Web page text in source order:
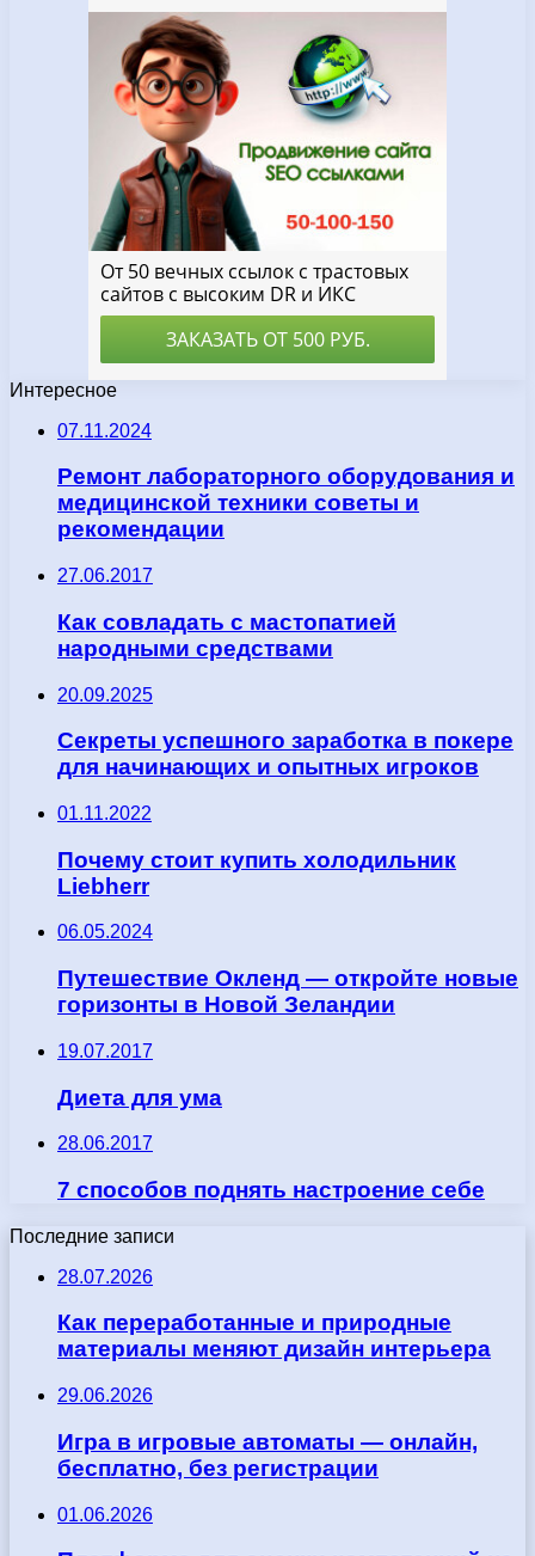
Интересное
07.11.2024
Ремонт лабораторного оборудования и
медицинской техники советы и
рекомендации
27.06.2017
Как совладать с мастопатией
народными средствами
20.09.2025
Секреты успешного заработка в покере
для начинающих и опытных игроков
01.11.2022
Почему стоит купить холодильник
Liebherr
06.05.2024
Путешествие Окленд — откройте новые
горизонты в Новой Зеландии
19.07.2017
Диета для ума
28.06.2017
7 способов поднять настроение себе
Последние записи
28.07.2026
Как переработанные и природные
материалы меняют дизайн интерьера
29.06.2026
Игра в игровые автоматы — онлайн,
бесплатно, без регистрации
01.06.2026